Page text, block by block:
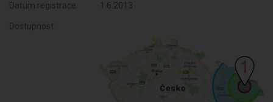
Datum registrace: 1.6.2013
Dostupnost: